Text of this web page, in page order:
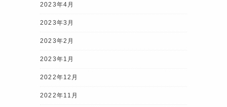
2023年4月
2023年3月
2023年2月
2023年1月
2022年12月
2022年11月